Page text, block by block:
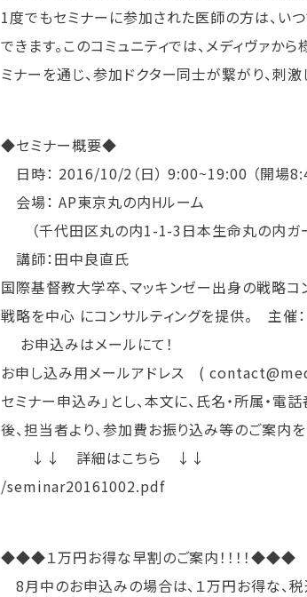
1度でもセミナーに参加された医師の方は、い
できます。このコミュニティでは、メディヴァか
ミナーを通じ、参加ドクター同士が繋がり、刺
◆セミナー概要◆
日時： 2016/10/2（日） 9:00~19:00 （開場
会場： AP東京丸の内Hルーム
（千代田区丸の内1-1-3日本生命丸の内ガー
講師：田中良直氏
国際基督教大学卒、マッキンゼー出身の戦略コ
戦略を中心 にコンサルティングを提供。 主
お申込みはメールにて！
お申し込み用メールアドレス (
セミナー申込み」とし、本文に、氏名・所属・電
後、担当者より、参加費お振り込み等のご案内
↓↓ 詳細はこちら ↓↓
/seminar20161002.pdf
◆◆◆１万円お得な早割のご案内！！！！◆◆◆
8月中のお申込みの場合は、１万円お得な、